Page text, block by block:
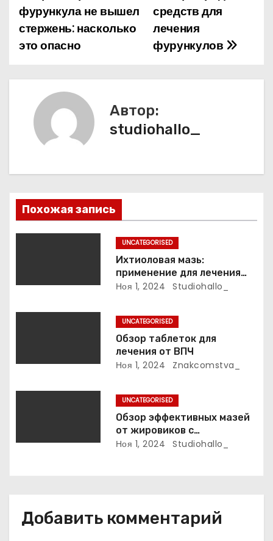
а
в
и
и
я
п
з
а
и
средств для
лечения
фурункулов
фурункула не вышел
стержень: насколько
это опасно
Автор:
studiohallo_
Похожая запись
UNCATEGORISED
Ихтиоловая мазь:
применение для лечения
фурункулов
Ноя 1, 2024 Studiohallo_
UNCATEGORISED
Обзор таблеток для
лечения от ВПЧ
Ноя 1, 2024 Znakcomstva_
UNCATEGORISED
Обзор эффективных мазей
от жировиков с
рассасывающим эффектом
Ноя 1, 2024 Studiohallo_
Добавить комментарий